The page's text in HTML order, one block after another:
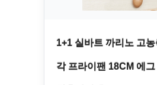
1+1 실바트 까리노 고
각 프라이팬 18CM 에그